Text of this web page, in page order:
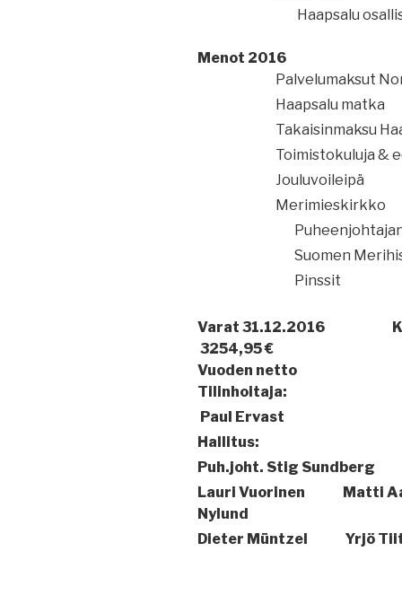
Haapsalu
Menot 2016
Palvelumaksut
Haapsalu matka
Takaisinmaksu
Toimistokuluja &
Jouluvoileipä
Merimieskirkko
Suomen
Pinssit
Varat 31.12.2016
3254,95 €
Vuoden netto
Tilinhoitaja:
Paul Ervast
Hallitus:
Puh.joht. Stig Sundberg
Lauri Vuorinen
Matti
Nylund
Dieter M üntzel Yrjö